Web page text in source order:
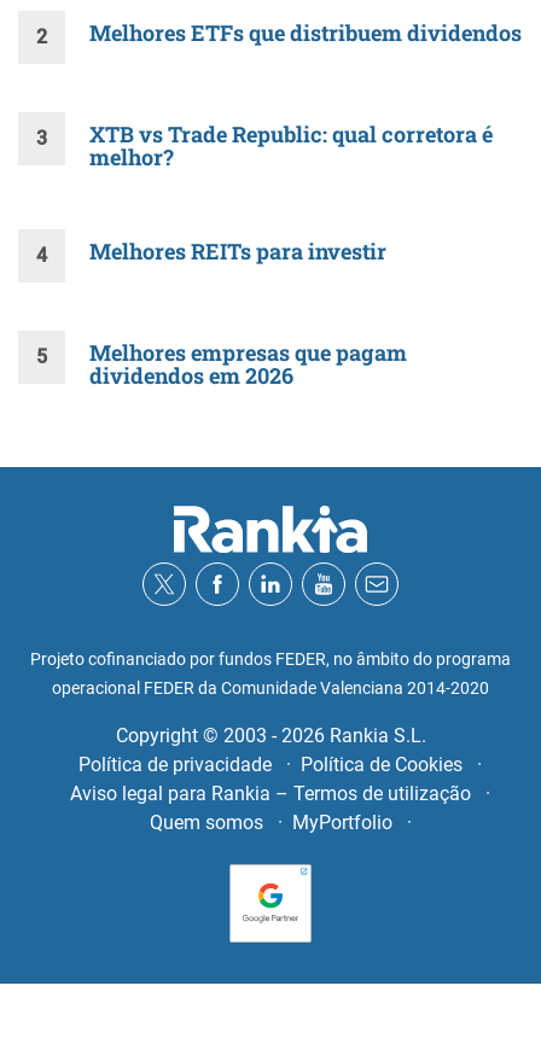
Melhores ETFs que distribuem dividendos
XTB vs Trade Republic: qual corretora é
melhor?
Melhores REITs para investir
Melhores empresas que pagam
dividendos em 2026
Projeto cofinanciado por fundos FEDER, no âmbito do programa
operacional FEDER da Comunidade Valenciana 2014-2020
Copyright © 2003 - 2026 Rankia S.L.
Política de privacidade
Política de Cookies
Aviso legal para Rankia – Termos de utilização
Quem somos
MyPortfolio